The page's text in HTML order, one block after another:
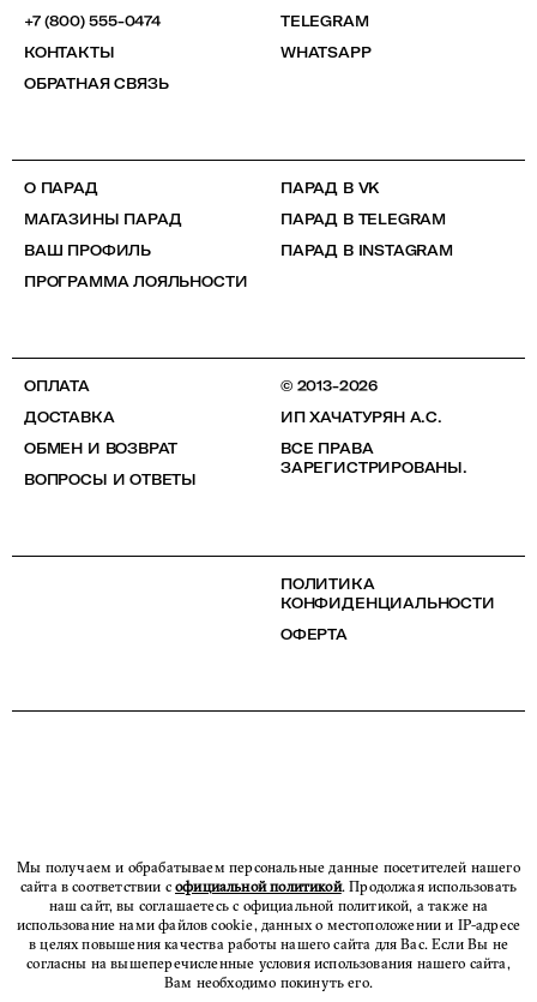
+7 (800) 555-0474
КОНТАКТЫ
ОБРАТНАЯ СВЯЗЬ
TELEGRAM
WHATSAPP
О ПАРАД
МАГАЗИНЫ ПАРАД
ВАШ ПРОФИЛЬ
ПРОГРАММА ЛОЯЛЬНОСТИ
ПАРАД В VK
ПАРАД В TELEGRAM
ПАРАД В INSTAGRAM
ОПЛАТА
ДОСТАВКА
ОБМЕН И ВОЗВРАТ
ВОПРОСЫ И ОТВЕТЫ
© 2013-2026
ИП ХАЧАТУРЯН А.С.
ВСЕ ПРАВА
ЗАРЕГИСТРИРОВАНЫ.
ПОЛИТИКА
КОНФИДЕНЦИАЛЬНОСТИ
ОФЕРТА
Мы получаем и обрабатываем персональные данные посетителей нашего
сайта в соответствии софициальной политикой. Продолжая использовать
наш сайт, вы соглашаетесь с официальной политикой, а также на
использование нами файлов cookie, данных о местоположении и IP-адресе
в целях повышения качества работы нашего сайта для Вас. Если Вы не
согласны на вышеперечисленные условия использования нашего сайта,
Вам необходимо покинуть его.